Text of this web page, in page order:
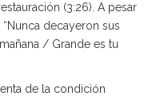
(3:26). A pesar
decayeron sus
/ Grande es tu
de la condición